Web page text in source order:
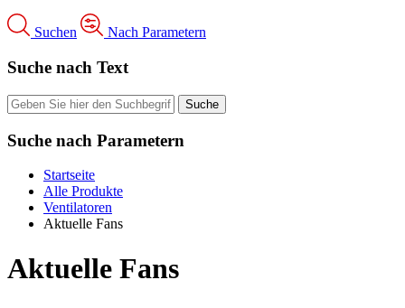
Suchen Nach Parametern
Suche nach Text
Suche nach Parametern
Startseite
Alle Produkte
Ventilatoren
Aktuelle Fans
Aktuelle Fans